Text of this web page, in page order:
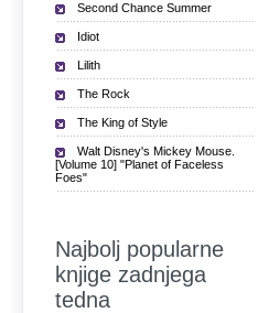
Second Chance Summer
Idiot
Lilith
The Rock
The King of Style
Walt Disney's Mickey Mouse.
[Volume 10] "Planet of Faceless
Foes"
Najbolj popularne
knjige zadnjega
tedna